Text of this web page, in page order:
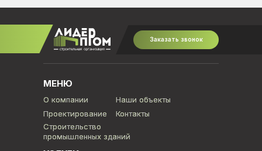
Заказать звонок
Строительство
промышленных зданий
Строительство
промышленных зданий
Наши объекты
Наши объекты
Контакты
Контакты
Проектирование
Проектирование
О компании
О компании
МЕНЮ